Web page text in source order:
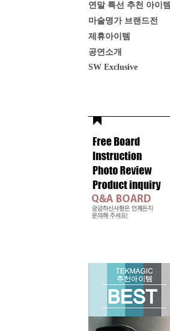
연말 특선 추천 아이템
마술명가 브랜드전
제휴아이템
공연소개
SW Exclusive